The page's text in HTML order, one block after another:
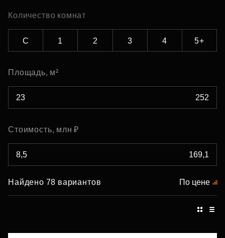
Количество комнат
С 1 2 3 4 5+
Площадь, м²
Стоимость, млн ₽
Найдено 78 вариантов По цене